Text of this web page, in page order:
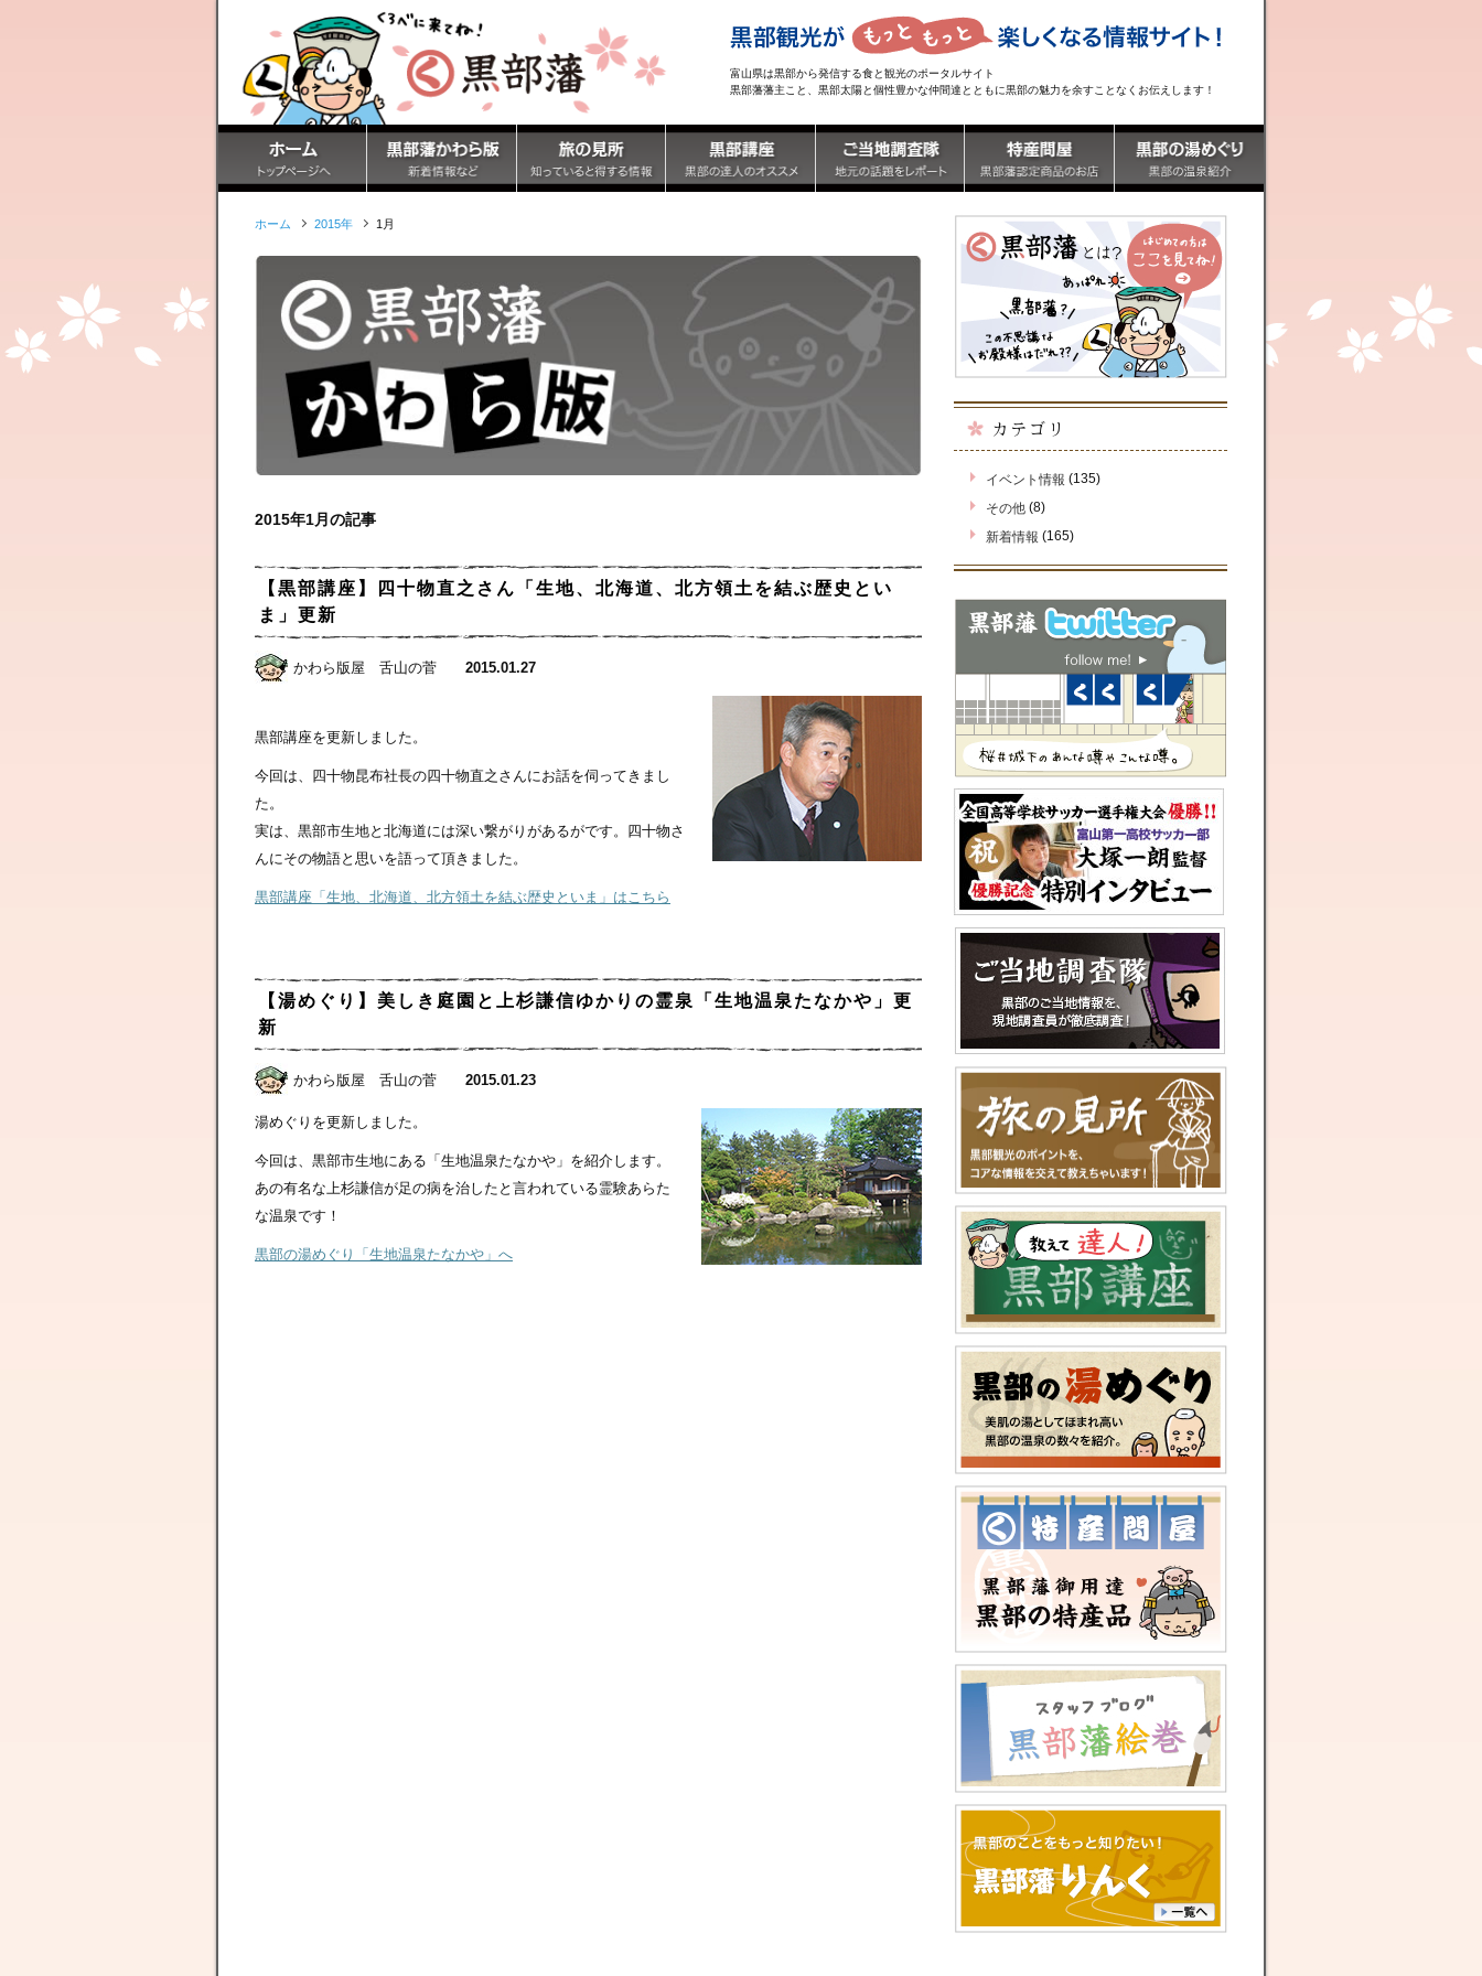
富山県は黒部から発信する食と観光のポータルサイト
黒部藩藩主こと、黒部太陽と個性豊かな仲間達とともに黒部の魅力を余すことなくお伝えします！
ホーム 2015年 1月
2015年1月の記事
【黒部講座】四十物直之さん「生地、北海道、北方領土を結ぶ歴史とい
ま」更新
かわら版屋 舌山の菅 2015.01.27
黒部講座を更新しました。
今回は、四十物昆布社長の四十物直之さんにお話を伺ってきまし
た。
実は、黒部市生地と北海道には深い繋がりがあるがです。四十物さ
んにその物語と思いを語って頂きました。
黒部講座「生地、北海道、北方領土を結ぶ歴史といま」はこちら
【湯めぐり】美しき庭園と上杉謙信ゆかりの霊泉「生地温泉たなかや」更
新
かわら版屋 舌山の菅 2015.01.23
湯めぐりを更新しました。
今回は、黒部市生地にある「生地温泉たなかや」を紹介します。
あの有名な上杉謙信が足の病を治したと言われている霊験あらた
な温泉です！
黒部の湯めぐり「生地温泉たなかや」へ
カテゴリ
イベント情報 (135)
その他 (8)
新着情報 (165)